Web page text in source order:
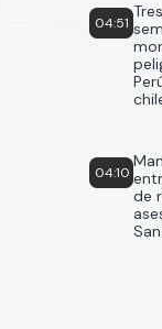
04:51
04:10
de